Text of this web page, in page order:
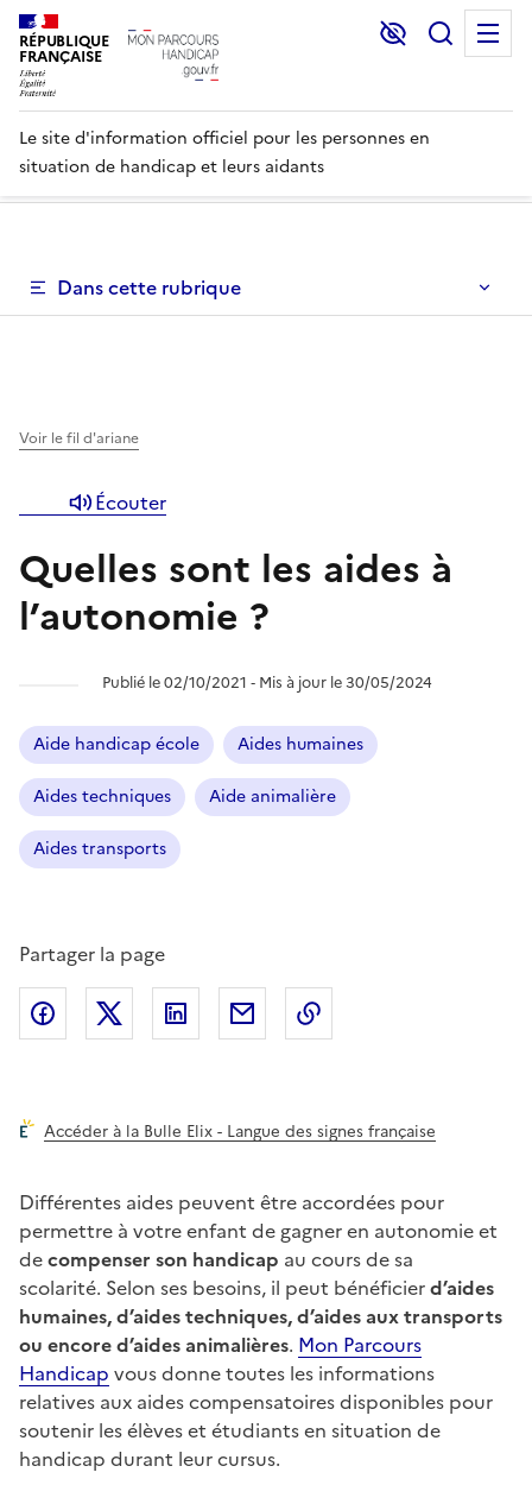
RÉPUBLIQUE
FRANÇAISE
Lecture et
Le site d'information officiel pour les personnes en
situation de handicap et leurs aidants
Un menu de navigation vous permettant de naviguer
Dans cette rubrique
Voir le fil d'ariane
Écouter
Quelles sont les aides à
l’autonomie ?
Publié le 02/10/2021 ‐ Mis à jour le 30/05/2024
Aide handicap école Aides humaines
Aides techniques Aide animalière
Aides transports
Partager la page
Partager l'article surFacebook
Partager l'article sur X (anciennement
Partager l'article sur
Partager l'article par courriel
Accéder à la Bulle Elix - Langue des signes française
Différentes aides peuvent être accordées pour
permettre à votre enfant de gagner en autonomie et
decompenser son handicap au cours de sa
scolarité. Selon ses besoins, il peut bénéficierd’aides
humaines, d’aides techniques, d’aides aux transports
ou encore d’aides animalières. Mon Parcours
Handicap vous donne toutes les informations
relatives aux aides compensatoires disponibles pour
soutenir les élèves et étudiants en situation de
handicap durant leur cursus.